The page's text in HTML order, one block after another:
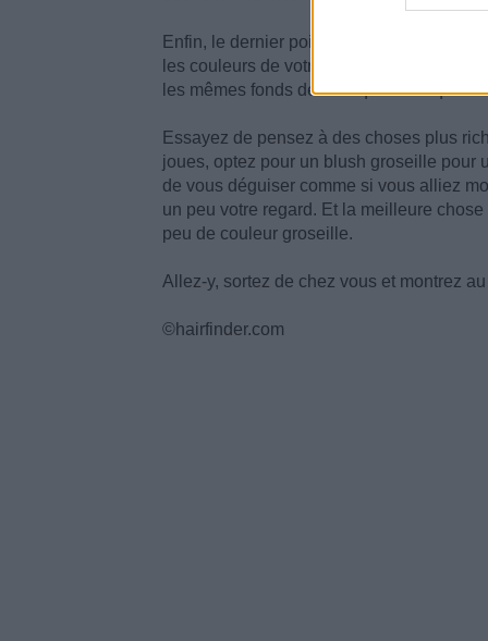
Enfin, le dernier point qui n’est d’ailleurs
les couleurs de votre visage à celle de
les mêmes fonds de teint que ceux que
Essayez de pensez à des choses plus
joues, optez pour un blush groseille pour
de vous déguiser comme si vous alliez
un peu votre regard. Et la meilleure
peu de couleur groseille.
Allez-y, sortez de chez vous et montrez
©hairfinder.com